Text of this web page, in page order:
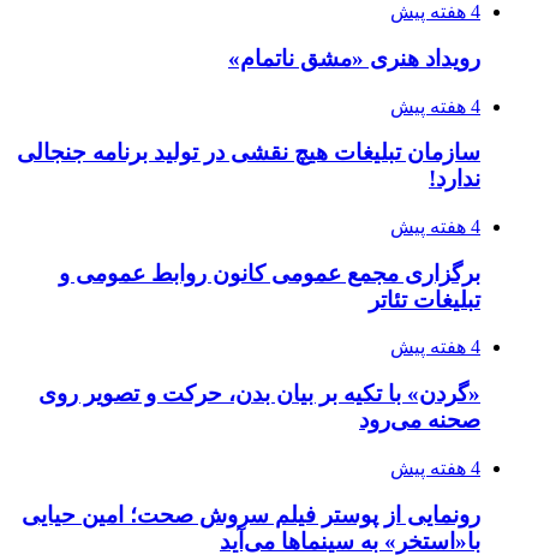
4 هفته پیش
رویداد هنری «مشق ناتمام»
4 هفته پیش
سازمان تبلیغات هیچ نقشی در تولید برنامه جنجالی
ندارد!
4 هفته پیش
برگزاری مجمع عمومی کانون روابط عمومی و
تبلیغات تئاتر
4 هفته پیش
«گردن» با تکیه بر بیان بدن، حرکت و تصویر روی
صحنه می‌رود
4 هفته پیش
رونمایی از پوستر فیلم سروش صحت؛ امین حیایی
با«استخر» به سینماها می‌آید